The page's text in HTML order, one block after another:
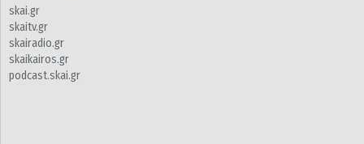
skai.gr
skaitv.gr
skairadio.gr
skaikairos.gr
podcast.skai.gr